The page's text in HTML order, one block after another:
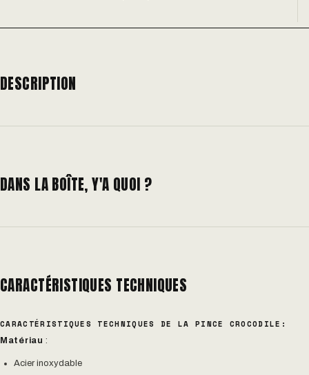
DESCRIPTION
DANS LA BOÎTE, Y'A QUOI ?
CARACTÉRISTIQUES TECHNIQUES
CARACTÉRISTIQUES TECHNIQUES DE LA PINCE CROCODILE:
Matériau :
Acier inoxydable